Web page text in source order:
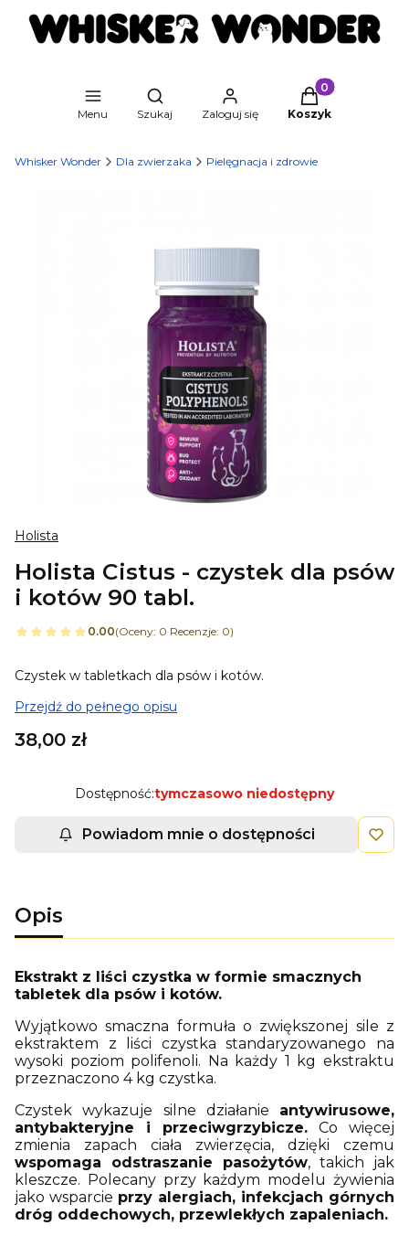
Menu
Otwórz wyszukiwarkę
Szukaj Zaloguj się
Produkty w
Koszyk
Whisker Wonder Dla zwierzaka Pielęgnacja i zdrowie
Holista
Holista Cistus - czystek dla psów
i kotów 90 tabl.
0.00(Oceny: 0 Recenzje: 0)
Czystek w tabletkach dla psów i kotów.
Przejdź do pełnego opisu
Cena
38,00 zł
Dostępność:tymczasowo niedostępny
Powiadom mnie o dostępności
Opis
Ekstrakt z liści czystka w formie smacznych
tabletek dla psów i kotów.
Wyjątkowo smaczna formuła o zwiększonej sile z
ekstraktem z liści czystka standaryzowanego na
wysoki poziom polifenoli. Na każdy 1 kg ekstraktu
przeznaczono 4 kg czystka.
Czystek wykazuje silne działanie antywirusowe,
antybakteryjne i przeciwgrzybicze. Co więcej
zmienia zapach ciała zwierzęcia, dzięki czemu
wspomaga odstraszanie pasożytów, takich jak
kleszcze. Polecany przy każdym modelu żywienia
jako wsparcie przy alergiach, infekcjach górnych
dróg oddechowych, przewlekłych zapaleniach.